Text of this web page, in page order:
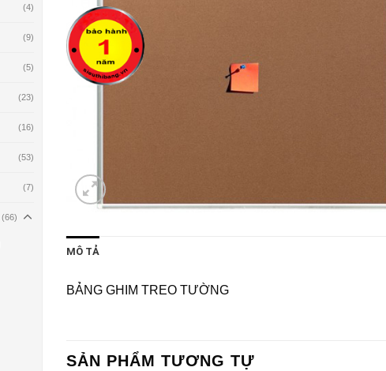
(4)
(9)
(5)
(23)
(16)
(53)
(7)
(66)
MÔ TẢ
BẢNG GHIM TREO TƯỜNG
SẢN PHẨM TƯƠNG TỰ